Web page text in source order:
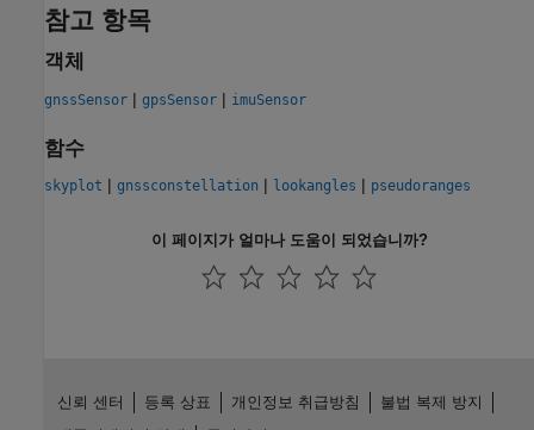
참고 항목
객체
gnssSensor | gpsSensor | imuSensor
함수
skyplot | gnssconstellation | lookangles | pseudoranges
이 페이지가 얼마나 도움이 되었습니까?
신뢰 센터 등록 상표 개인정보 취급방침
불법 복제 방지